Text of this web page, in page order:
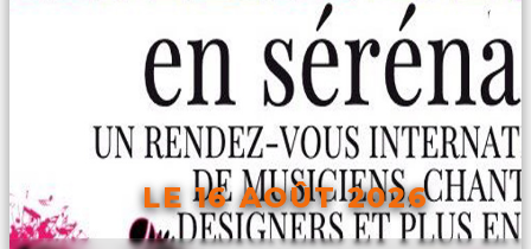
LE 16 AOÛT 2026